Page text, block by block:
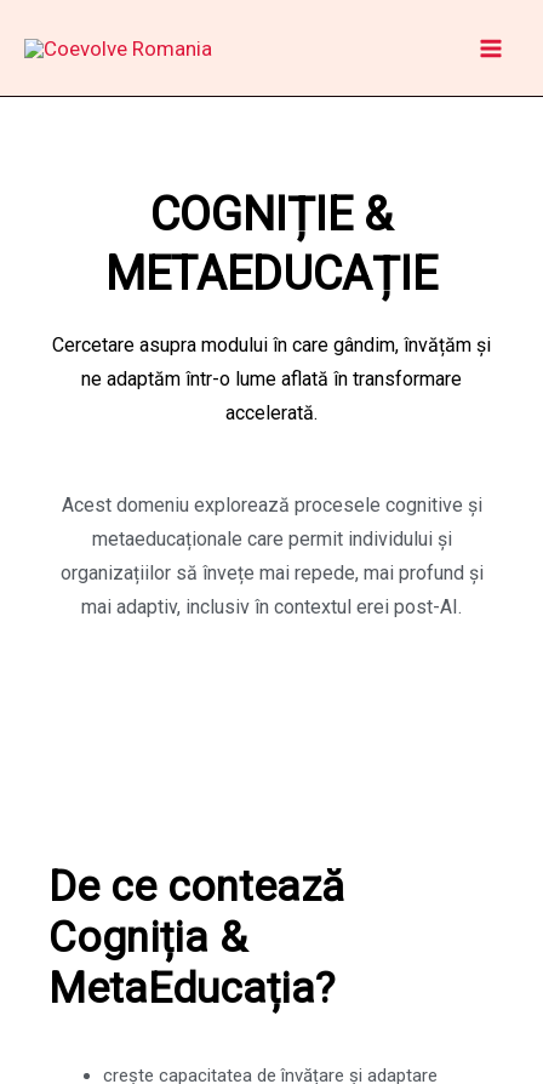
COGNIȚIE &
METAEDUCAȚIE
Cercetare asupra modului în care gândim, învățăm și
ne adaptăm într-o lume aflată în transformare
accelerată.
Acest domeniu explorează procesele cognitive și
metaeducaționale care permit individului și
organizațiilor să învețe mai repede, mai profund și
mai adaptiv, inclusiv în contextul erei post-AI.
De ce contează
Cogniția &
MetaEducația?
crește capacitatea de învățare și adaptare